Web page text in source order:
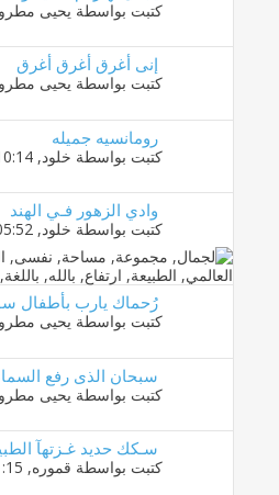
كتبت بواسطة يحيى
إنى أغرق أغرق أغرق
كتبت بواسطة يحيى
رومانسيه جميله
كتبت بواسطة خلود‏, 08-11-2012 10:14 PM
وادي الزهور فـي الهند
كتبت بواسطة خلود‏, 04-11-2012 05:52 PM
رُحماك يارب بأطفال
كتبت بواسطة يحيى
سبحان الذى رفع
كتبت بواسطة يحيى
سـكك حديد غـزتهآ
كتبت بواسطة قموره‏, 28-10-2012 01:15 AM